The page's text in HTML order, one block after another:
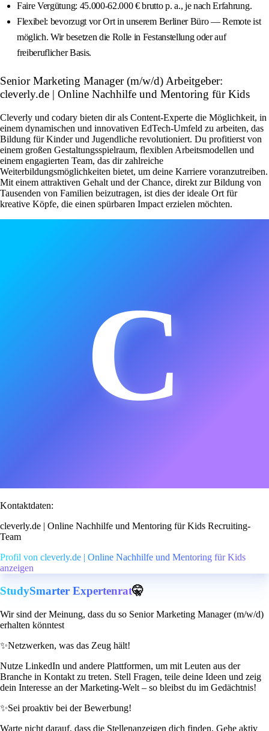
Faire Vergütung: 45.000-62.000 € brutto p. a., je nach Erfahrung.
Flexibel: bevorzugt vor Ort in unserem Berliner Büro — Remote ist
möglich. Wir besetzen die Rolle in Festanstellung oder auf
freiberuflicher Basis.
Senior Marketing Manager (m/w/d) Arbeitgeber:
cleverly.de | Online Nachhilfe und Mentoring für Kids
Cleverly und codary bieten dir als Content-Experte die Möglichkeit, in
einem dynamischen und innovativen EdTech-Umfeld zu arbeiten, das
Bildung für Kinder und Jugendliche revolutioniert. Du profitierst von
einem großen Gestaltungsspielraum, flexiblen Arbeitsmodellen und
einem engagierten Team, das dir zahlreiche
Weiterbildungsmöglichkeiten bietet, um deine Karriere voranzutreiben.
Mit einem attraktiven Gehalt und der Chance, direkt zur Bildung von
Tausenden von Familien beizutragen, ist dies der ideale Ort für
kreative Köpfe, die einen spürbaren Impact erzielen möchten.
C
Kontaktdaten:
cleverly.de | Online Nachhilfe und Mentoring für Kids Recruiting-
Team
Profil von cleverly.de | Online Nachhilfe und Mentoring für Kids
anzeigen
StudySmarter Expertenrat🤫
Wir sind der Meinung, dass du so Senior Marketing Manager (m/w/d)
erhalten könntest
✨Netzwerken, was das Zeug hält!
Nutze LinkedIn und andere Plattformen, um mit Leuten aus der
Branche in Kontakt zu treten. Stell Fragen, teile deine Ideen und zeig
dein Interesse an der Marketing-Welt – so bleibst du im Gedächtnis!
✨Sei proaktiv bei der Bewerbung!
Warte nicht darauf, dass die Stellenanzeigen dich finden. Gehe aktiv